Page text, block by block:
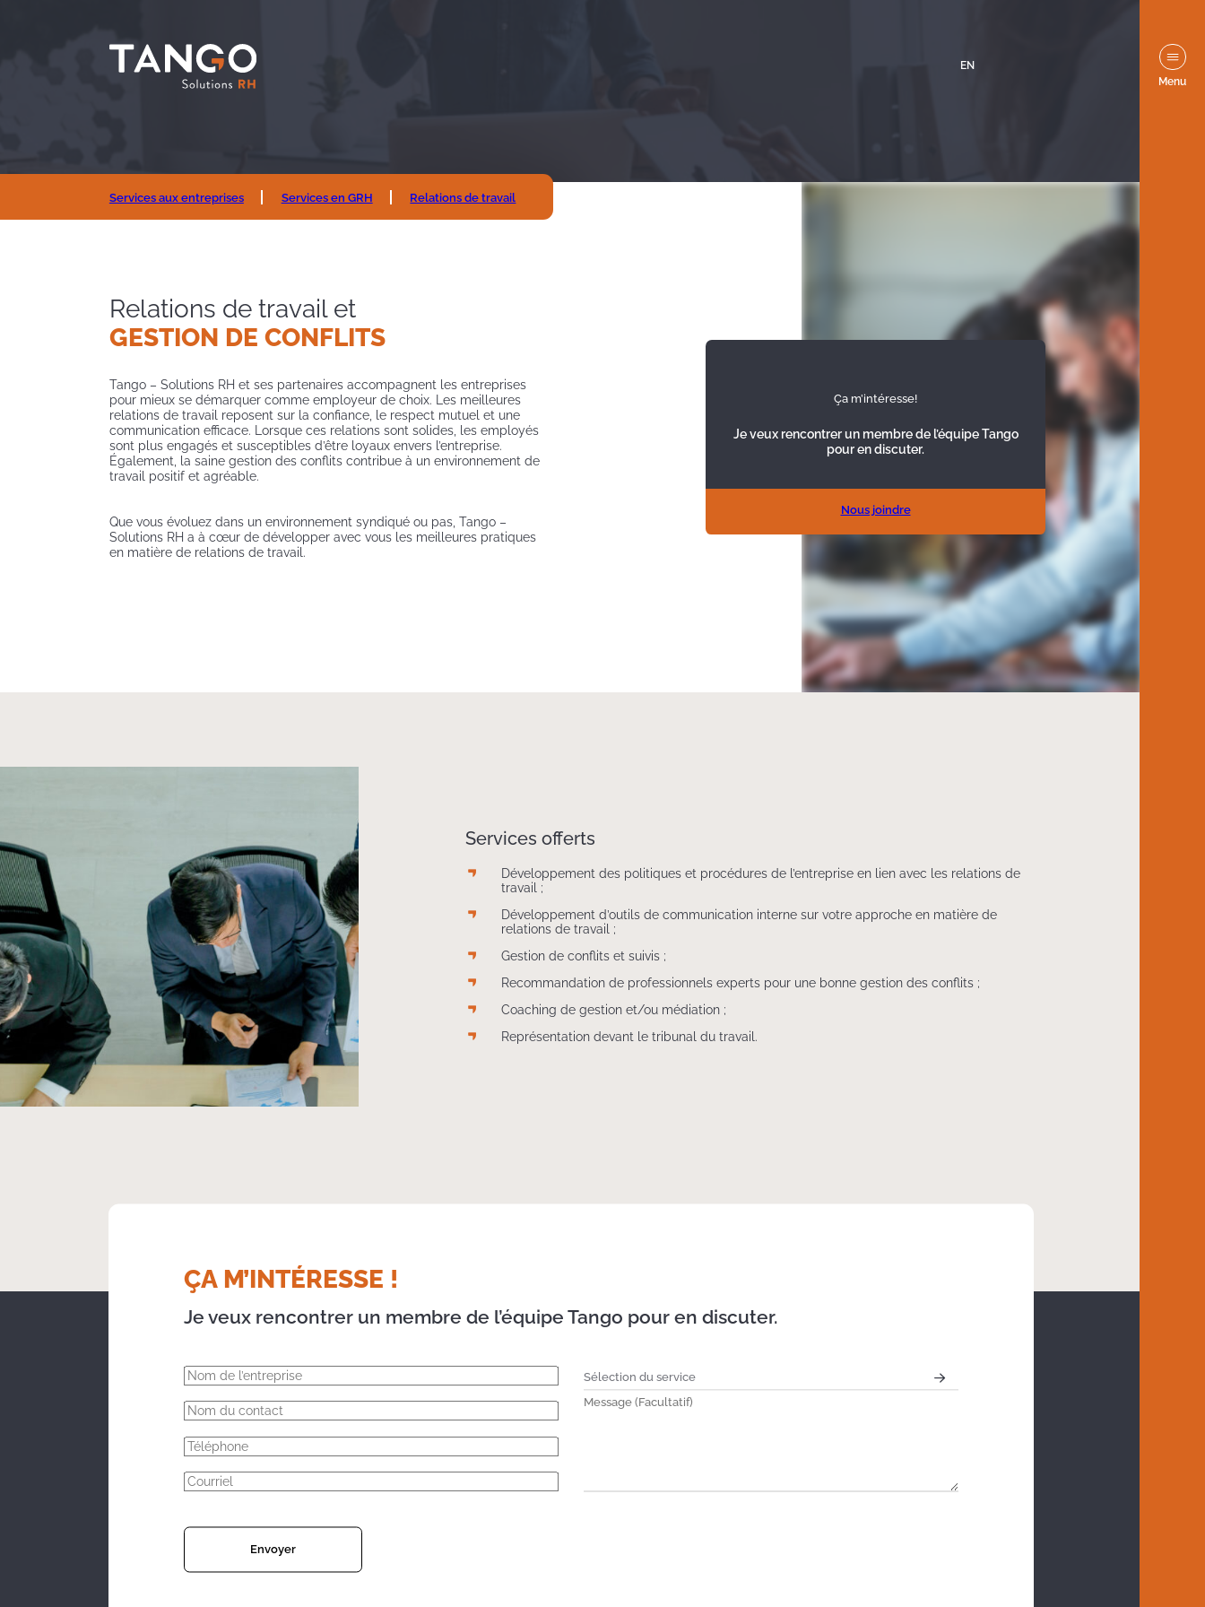
EN
Menu
Services aux entreprises Services en GRH Relations de travail
Relations de travail et
GESTION DE CONFLITS
Tango – Solutions RH et ses partenaires accompagnent les entreprises
pour mieux se démarquer comme employeur de choix. Les meilleures
relations de travail reposent sur la confiance, le respect mutuel et une
communication efficace. Lorsque ces relations sont solides, les employés
sont plus engagés et susceptibles d’être loyaux envers l’entreprise.
Également, la saine gestion des conflits contribue à un environnement de
travail positif et agréable.
Que vous évoluez dans un environnement syndiqué ou pas, Tango –
Solutions RH a à cœur de développer avec vous les meilleures pratiques
en matière de relations de travail.
Ça m’intéresse!
Je veux rencontrer un membre de l’équipe Tango
pour en discuter.
Nous joindre
Services offerts
Développement des politiques et procédures de l’entreprise en lien avec les relations de
travail ;
Développement d’outils de communication interne sur votre approche en matière de
relations de travail ;
Gestion de conflits et suivis ;
Recommandation de professionnels experts pour une bonne gestion des conflits ;
Coaching de gestion et/ou médiation ;
Représentation devant le tribunal du travail.
ÇA M’INTÉRESSE !
Je veux rencontrer un membre de l’équipe Tango pour en discuter.